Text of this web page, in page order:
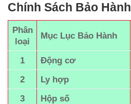
Chính Sách Bảo Hành
Phân
loại
Mục Lục Bảo Hành
1
Động cơ
2
Ly hợp
3
Hộp số